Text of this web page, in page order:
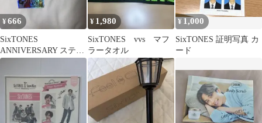
¥666
SixTONES
ANNIVERSARY ステッ
カー セット 集合 スト
¥ 1,980
SixTONES vvs マフ
ラータオル
¥ 1,000
SixTONES 証明写真 カ
ード